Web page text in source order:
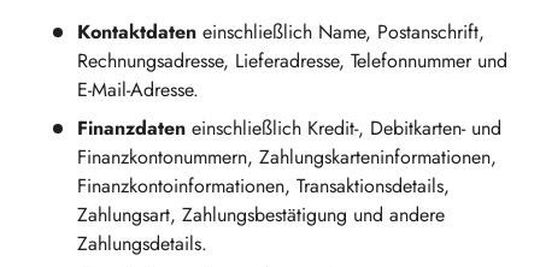
Kontaktdaten einschließlich Name, Postanschrift,
Rechnungsadresse, Lieferadresse, Telefonnummer und
E-Mail-Adresse.
Finanzdaten einschließlich Kredit-, Debitkarten- und
Finanzkontonummern, Zahlungskarteninformationen,
Finanzkontoinformationen, Transaktionsdetails,
Zahlungsart, Zahlungsbestätigung und andere
Zahlungsdetails.